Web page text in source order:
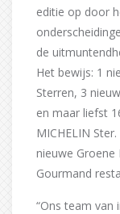
editie op door
de
Het bewijs: 1
Sterren, 3
en maar liefst
MICHELIN
nieuwe Groene
Gourmand
“Ons team van